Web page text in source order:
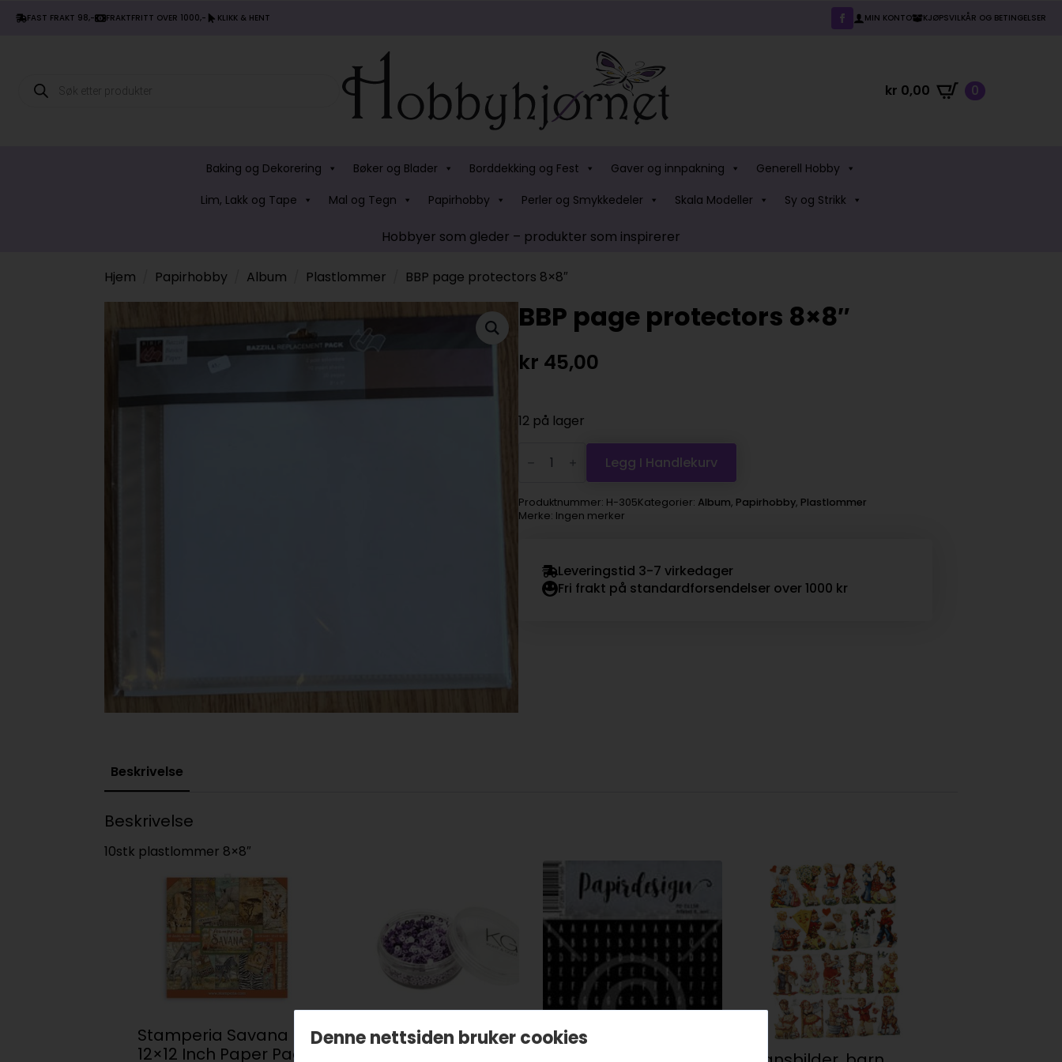
FAST FRAKT 98,- FRAKTFRITT OVER 1000,- KLIKK & HENT MIN KONTO KJØPSVILKÅR OG BETINGELSER
Products
search kr 0,00 0
Baking og Dekorering Bøker og Blader Borddekking og Fest Gaver og innpakning
Generell Hobby
Lim, Lakk og Tape
Mal og Tegn Papirhobby Perler og Smykkedeler Skala Modeller Sy og Strikk
Hobbyer som gleder – produkter som inspirerer
Hjem Papirhobby Album Plastlommer BBP page protectors 8×8″
BBP page protectors 8×8″
kr 45,00
12 på lager
page
protectors
antall
Legg I Handlekurv
Produktnummer: H-305Kategorier: Album, Papirhobby, Plastlommer
Merke: Ingen merker
Leveringstid 3-7 virkedager
Fri frakt på standardforsendelser over 1000 kr
Beskrivelse
Beskrivelse
10stk plastlommer 8×8″
Stamperia Savana
12×12 Inch Paper Pack
Denne nettsiden bruker cookies